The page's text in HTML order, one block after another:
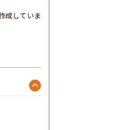
成していま